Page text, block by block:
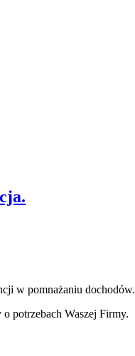
w pomnażaniu dochodów.
potrzebach Waszej Firmy.